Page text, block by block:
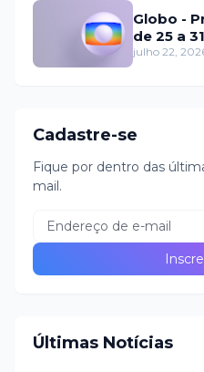
Globo -
de 25 a
julho 22,
Cadastre-se
Fique por dentro das
mail.
Últimas Notícias